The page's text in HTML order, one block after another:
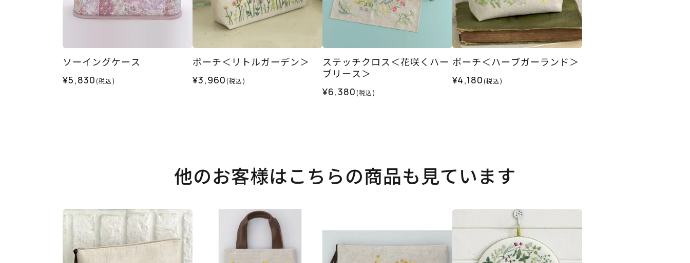
ソーイングケース
¥5,830(税込)
ポーチ＜リトルガーデン＞
¥3,960(税込)
ステッチクロス＜花咲くハー
ブリース＞
¥6,380(税込)
ポーチ＜ハーブガーランド＞
¥4,180(税込)
他のお客様はこちらの商品も見ています